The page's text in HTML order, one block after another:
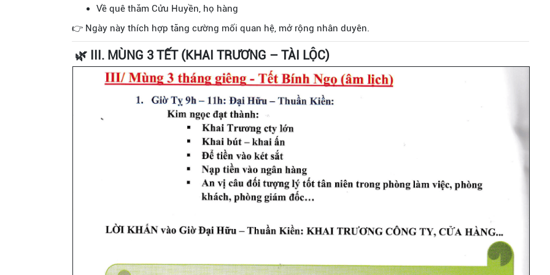
Về quê thăm Cửu Huyền, họ hàng
👉 Ngày này thích hợp tăng cường mối quan hệ, mở rộng nhân duyên.
🌿 III. MÙNG 3 TẾT (KHAI TRƯƠNG – TÀI LỘC)